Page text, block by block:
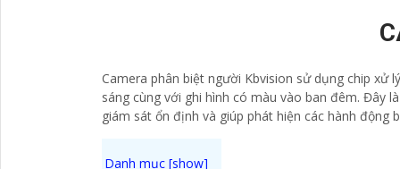
Camera phân biệt người Kbvision sử dụng chip xử
sáng cùng với ghi hình có màu vào ban đêm. Đây
giám sát ổn định và giúp phát hiện các hành